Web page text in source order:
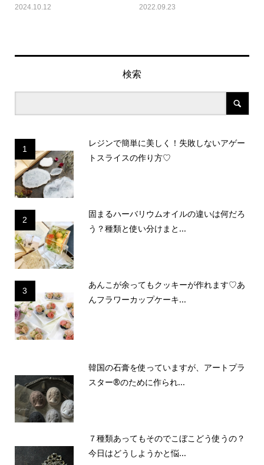
2024.10.12 2022.09.23
検索
1
レジンで簡単に美しく！失敗しないアゲー
トスライスの作り方♡
2
固まるハーバリウムオイルの違いは何だろ
う？種類と使い分けまと...
3
あんこが余ってもクッキーが作れます♡あ
んフラワーカップケーキ...
韓国の石膏を使っていますが、アートプラ
スター®のために作られ...
７種類あってもそのでこぼこどう使うの？
今日はどうしようかと悩...